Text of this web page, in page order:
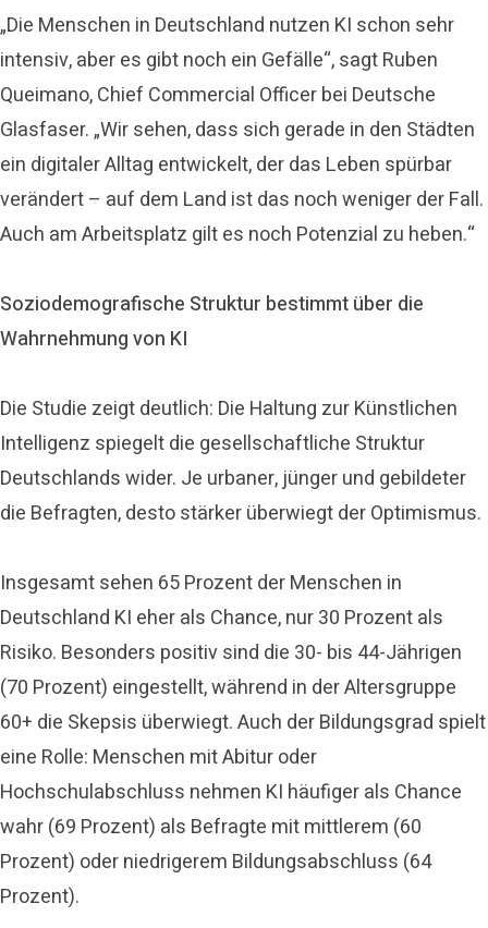
„Die Menschen in Deutschland nutzen KI schon sehr
intensiv, aber es gibt noch ein Gefälle“, sagt Ruben
Queimano, Chief Commercial Officer bei Deutsche
Glasfaser. „Wir sehen, dass sich gerade in den Städten
ein digitaler Alltag entwickelt, der das Leben spürbar
verändert – auf dem Land ist das noch weniger der Fall.
Auch am Arbeitsplatz gilt es noch Potenzial zu heben.“
Soziodemografische Struktur bestimmt über die
Wahrnehmung von KI
Die Studie zeigt deutlich: Die Haltung zur Künstlichen
Intelligenz spiegelt die gesellschaftliche Struktur
Deutschlands wider. Je urbaner, jünger und gebildeter
die Befragten, desto stärker überwiegt der Optimismus.
Insgesamt sehen 65 Prozent der Menschen in
Deutschland KI eher als Chance, nur 30 Prozent als
Risiko. Besonders positiv sind die 30- bis 44-Jährigen
(70 Prozent) eingestellt, während in der Altersgruppe
60+ die Skepsis überwiegt. Auch der Bildungsgrad spielt
eine Rolle: Menschen mit Abitur oder
Hochschulabschluss nehmen KI häufiger als Chance
wahr (69 Prozent) als Befragte mit mittlerem (60
Prozent) oder niedrigerem Bildungsabschluss (64
Prozent).